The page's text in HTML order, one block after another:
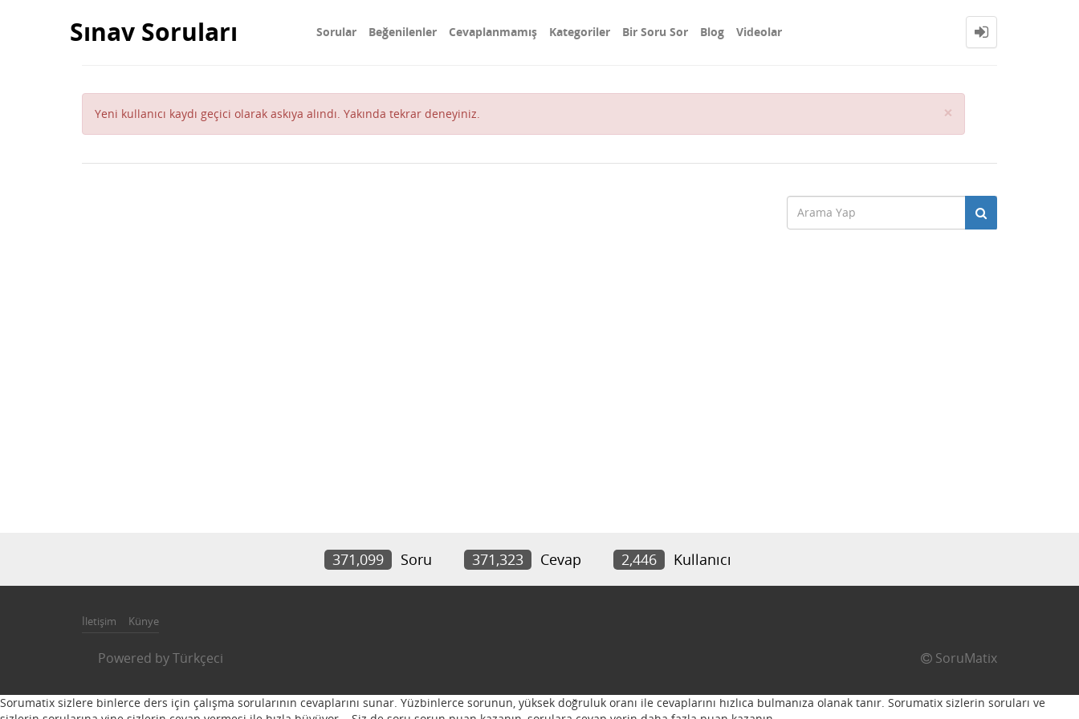
Sınav Soruları Sorular Beğenilenler Cevaplanmamış Kategoriler Bir Soru Sor Blog Videolar
Yeni kullanıcı kaydı geçici olarak askıya alındı. Yakında tekrar deneyiniz. ×
371,099 Soru 371,323 Cevap 2,446 Kullanıcı
İletişim Künye
Powered byTürkçeci SoruMatix
Sorumatix sizlere binlerce ders için çalışma sorularının cevaplarını sunar. Yüzbinlerce sorunun, yüksek doğruluk oranı ile cevaplarını hızlıca bulmanıza olanak tanır. Sorumatix sizlerin soruları ve